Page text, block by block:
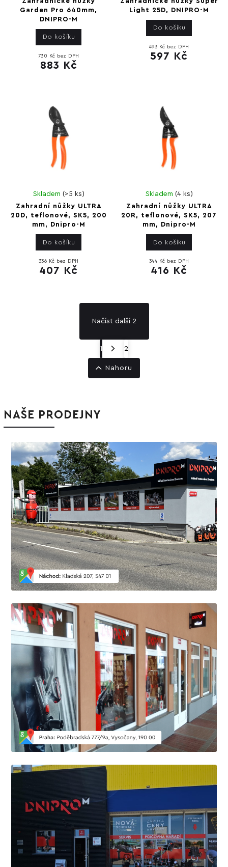
Garden Pro 640mm,
DNIPRO-M
730 Kč bez DPH
883 Kč
Do košíku
Light 25D, DNIPRO-M
493 Kč bez DPH
597 Kč
Do košíku
Zahradní nůžky ULTRA
20D, teflonové, SK5, 200
mm, Dnipro-M
Skladem (>5 ks)
336 Kč bez DPH
407 Kč
Do košíku
Zahradní nůžky ULTRA
20R, teflonové, SK5, 207
mm, Dnipro-M
Skladem (4 ks)
344 Kč bez DPH
416 Kč
Do košíku
Načíst další 2
1 2
Nahoru
NAŠE PRODEJNY